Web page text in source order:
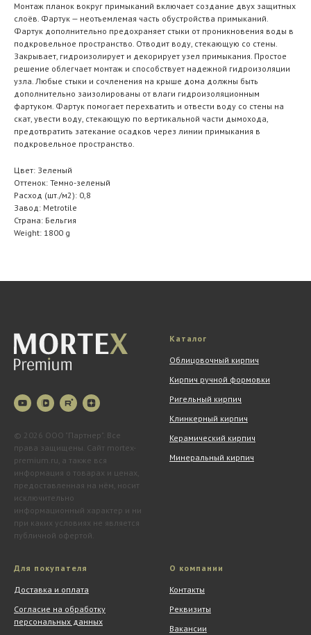
Монтаж планок вокруг примыканий включает создание двух защитных
слоёв. Фартук — неотъемлемая часть обустройства примыканий.
Фартук дополнительно предохраняет стыки от проникновения воды в
подкровельное пространство. Отводит воду, стекающую со стены.
Закрывает, гидроизолирует и декорирует узел примыкания. Простое
решение облегчает монтаж и способствует надежной гидроизоляции
узла. Любые стыки и сочленения на крыше дома должны быть
дополнительно заизолированы от влаги гидроизоляционным
фартуком. Фартук помогает перехватить и отвести воду со стены на
скат, увести воду, стекающую по вертикальной части дымохода,
предотвратить затекание осадков через линии примыкания в
подкровельное пространство.
Цвет: Зеленый
Оттенок: Темно-зеленый
Расход (шт./м2): 0,8
Завод: Metrotile
Страна: Бельгия
Weight: 1800 g
© 2026 ООО "Партнер". Все
права защищены. Сайт mortex-
premium.ru, а также вся
информация о товарах и ценах,
предоставленная на нём, носит
исключительно
информационный характер и ни
при каких условиях не является
публичной офертой.
Каталог
Облицовочный кирпич
Кирпич ручной формовки
Ригельный кирпич
Клинкерный кирпич
Керамический кирпич
Минеральный кирпич
Для покупателя
Доставка и оплата
Согласие на обработку
персональных данных
О компании
Контакты
Реквизиты
Вакансии